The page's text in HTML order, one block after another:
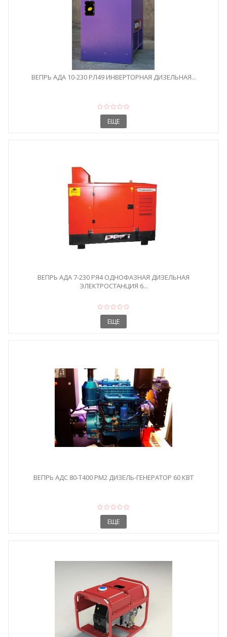
ВЕПРЬ АДА 10-230 РЛ49 ИНВЕРТОРНАЯ ДИЗЕЛЬНАЯ...
ЕЩЕ
ВЕПРЬ АДА 7-230 РЯ4 ОДНОФАЗНАЯ ДИЗЕЛЬНАЯ
ЭЛЕКТРОСТАНЦИЯ 6...
ЕЩЕ
ВЕПРЬ АДС 80-Т400 РМ2 ДИЗЕЛЬ-ГЕНЕРАТОР 60 КВТ
ЕЩЕ